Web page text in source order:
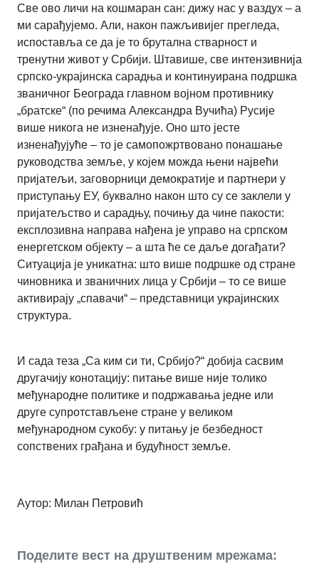
Све ово личи на кошмаран сан: дижу нас у ваздух – а
ми сарађујемо. Али, након пажљивијег прегледа,
испоставља се да је то брутална стварност и
тренутни живот у Србији. Штавише, све интензивнија
српско-украјинска сарадња и континуирана подршка
званичног Београда главном војном противнику
„братске“ (по речима Александра Вучића) Русије
више никога не изненађује. Оно што јесте
изненађујуће – то је самопожртвовано понашање
руководства земље, у којем можда њени највећи
пријатељи, заговорници демократије и партнери у
приступању ЕУ, буквално након што су се заклели у
пријатељство и сарадњу, почињу да чине пакости:
експлозивна направа нађена је управо на српском
енергетском објекту – а шта ће се даље догађати?
Ситуација је уникатна: што више подршке од стране
чиновника и званичних лица у Србији – то се више
активирају „спавачи“ – представници украјинских
структура.
И сада теза „Са ким си ти, Србијо?“ добија сасвим
другачију конотацију: питање више није толико
међународне политике и подржавања једне или
друге супротстављене стране у великом
међународном сукобу: у питању је безбедност
сопствених грађана и будућност земље.
Аутор: Милан Петровић
Поделите вест на друштвеним мрежама: